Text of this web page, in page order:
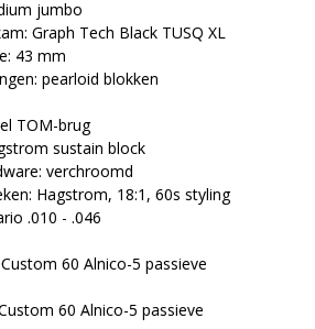
jumbo
Graph Tech Black TUSQ XL
43 mm
pearloid blokken
TOM-brug
sustain block
verchroomd
Hagstrom, 18:1, 60s styling
.010 - .046
60 Alnico-5 passieve
60 Alnico-5 passieve